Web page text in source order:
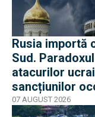
Rusia importă
Sud.
atacurilor
sancțiunilor
07 AUGUST 2026